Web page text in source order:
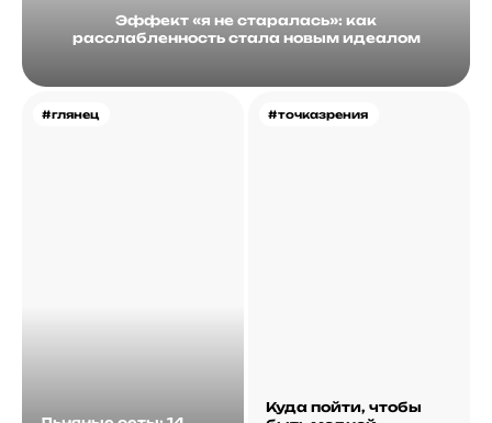
Эффект «я не старалась»: как
расслабленность стала новым идеалом
#глянец #точказрения
Куда пойти, чтобы